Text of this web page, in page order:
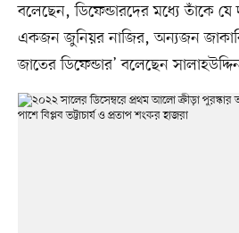
বলেছেন, ডিফেন্ডারদের মধ্যে তাঁকে
একজন জুনিয়র নাজির, অন্যজন
জাতের ডিফেন্ডার’ বলেছেন